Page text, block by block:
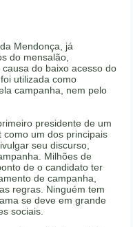
Mendonça, já
do mensalão,
do baixo acesso do
utilizada como
campanha, nem pelo
presidente de um
como um dos principais
seu discurso,
Milhões de
de o candidato ter
de campanha,
regras. Ninguém tem
se deve em grande
sociais.